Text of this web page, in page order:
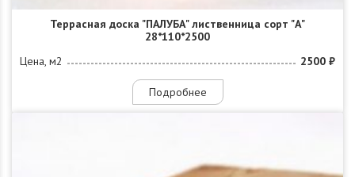
Террасная доска "ПАЛУБА" лиственница сорт "А"
28*110*2500
Цена, м2
2500 ₽
Подробнее